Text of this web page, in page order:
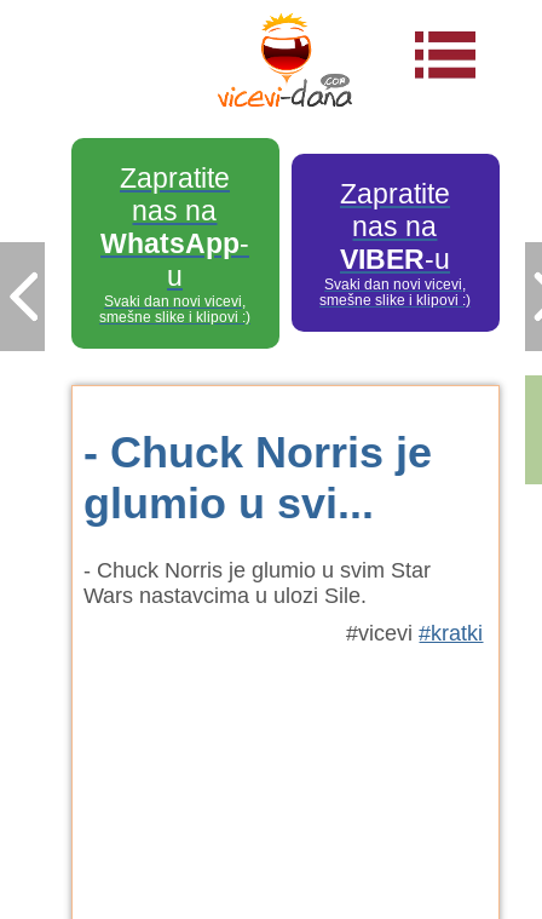
Zapratite
nas na
WhatsApp-
u
Svaki dan novi vicevi,
smešne slike i klipovi :)
Zapratite
nas na
VIBER-u
Svaki dan novi vicevi,
smešne slike i klipovi :)
- Chuck Norris je
glumio u svi...
- Chuck Norris je glumio u svim Star
Wars nastavcima u ulozi Sile.
#vicevi#kratki